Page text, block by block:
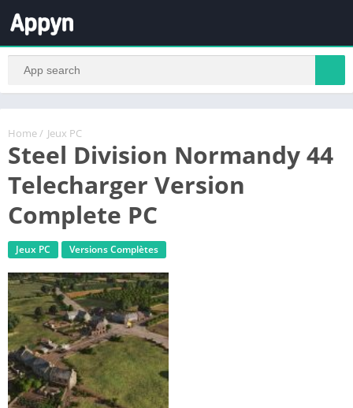
Home / Jeux PC
Steel Division Normandy 44
Telecharger Version
Complete PC
Jeux PC Versions Complètes